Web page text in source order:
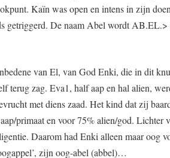
Kaïn was open en intens in zijn
getriggerd. De naam Abel wordt AB.EL.>
van El, van God Enki, die in dit
terug zag. Eva1, half aap en hal alien,
met diens zaad. Het kind dat zij
primaat en voor 75% alien/god. Lichter
Daarom had Enki alleen maar oog
zijn oog-abel (abbel)…